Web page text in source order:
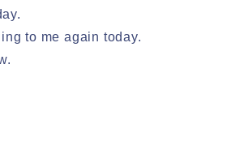
to me again today.